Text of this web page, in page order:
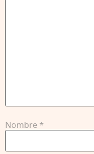
Nombre *